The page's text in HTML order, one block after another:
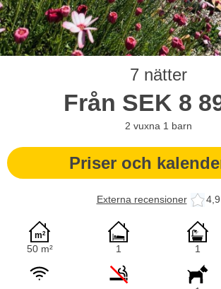
7 nätter
Från SEK 8
2 vuxna 1 barn
Priser och
Externa recensioner 4,9
50 m² 1 1